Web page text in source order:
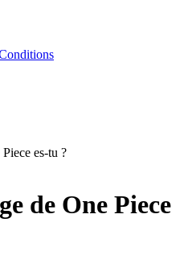
es-tu ?
de One Piece